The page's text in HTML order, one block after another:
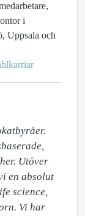
i
Uppsala och
Utöver
en absolut
science,
Vi har